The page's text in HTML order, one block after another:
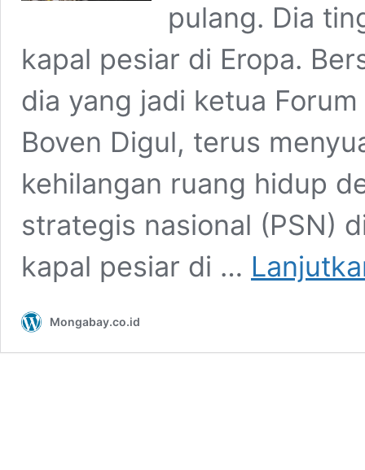
pulang. Dia
kapal pesiar di Eropa.
dia yang jadi ketua
Boven Digul, terus
kehilangan ruang hidup
strategis nasional (PSN)
kapal pesiar di …
Mongabay.co.id